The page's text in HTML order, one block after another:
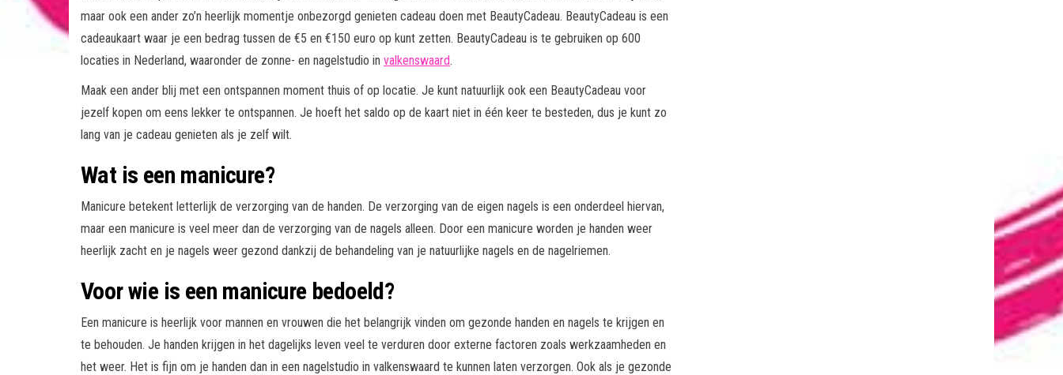
maar ook een ander zo’n heerlijk momentje onbezorgd genieten cadeau doen met BeautyCadeau. BeautyCadeau is een
cadeaukaart waar je een bedrag tussen de €5 en €150 euro op kunt zetten. BeautyCadeau is te gebruiken op 600
locaties in Nederland, waaronder de zonne- en nagelstudio in valkenswaard.
Maak een ander blij met een ontspannen moment thuis of op locatie. Je kunt natuurlijk ook een BeautyCadeau voor
jezelf kopen om eens lekker te ontspannen. Je hoeft het saldo op de kaart niet in één keer te besteden, dus je kunt zo
lang van je cadeau genieten als je zelf wilt.
Wat is een manicure?
Manicure betekent letterlijk de verzorging van de handen. De verzorging van de eigen nagels is een onderdeel hiervan,
maar een manicure is veel meer dan de verzorging van de nagels alleen. Door een manicure worden je handen weer
heerlijk zacht en je nagels weer gezond dankzij de behandeling van je natuurlijke nagels en de nagelriemen.
Voor wie is een manicure bedoeld?
Een manicure is heerlijk voor mannen en vrouwen die het belangrijk vinden om gezonde handen en nagels te krijgen en
te behouden. Je handen krijgen in het dagelijks leven veel te verduren door externe factoren zoals werkzaamheden en
het weer. Het is fijn om je handen dan in een nagelstudio in valkenswaard te kunnen laten verzorgen. Ook als je gezonde